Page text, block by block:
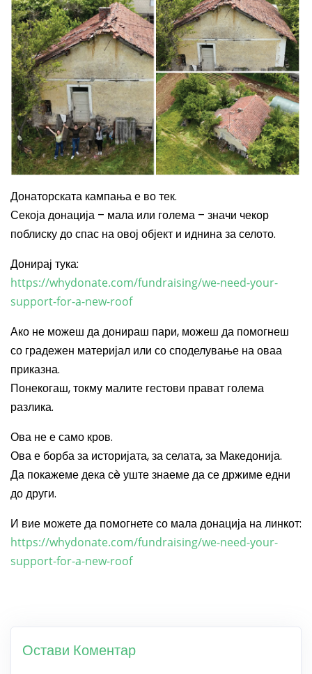
Донаторската кампања е во тек.
Секоја донација – мала или голема – значи чекор
поблиску до спас на овој објект и иднина за селото.
Донирај тука:
https://whydonate.com/fundraising/we-need-your-
support-for-a-new-roof
Ако не можеш да донираш пари, можеш да помогнеш
со градежен материјал или со споделување на оваа
приказна.
Понекогаш, токму малите гестови прават голема
разлика.
Ова не е само кров.
Ова е борба за историјата, за селата, за Македонија.
Да покажеме дека сè уште знаеме да се држиме едни
до други.
И вие можете да помогнете со мала донација на линкот:
https://whydonate.com/fundraising/we-need-your-
support-for-a-new-roof
Остави Коментар